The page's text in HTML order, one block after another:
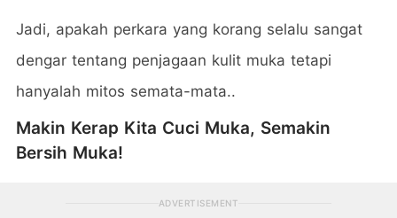
Jadi, apakah perkara yang korang selalu sangat
dengar tentang penjagaan kulit muka tetapi
hanyalah mitos semata-mata..
Makin Kerap Kita Cuci Muka, Semakin
Bersih Muka!
ADVERTISEMENT